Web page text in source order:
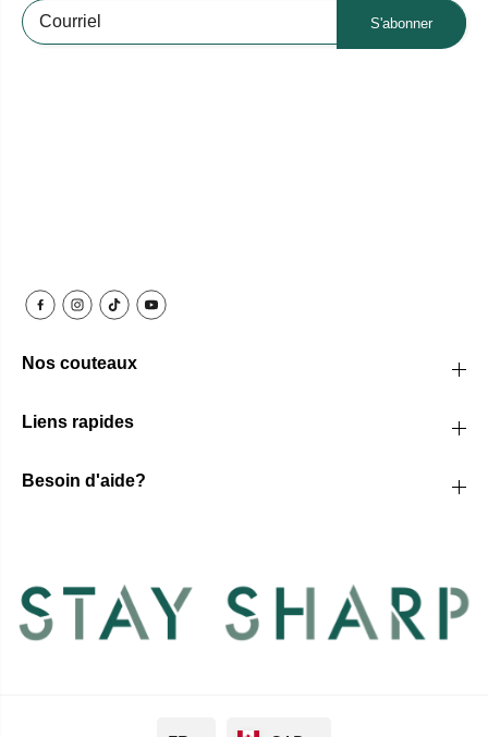
S'abonner
Nos couteaux
Liens rapides
Besoin d'aide?